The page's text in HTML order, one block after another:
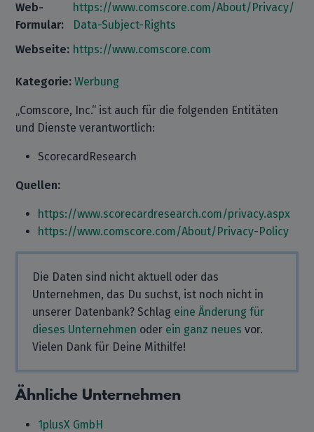
Web-
Formular:
https://www.comscore.com/About/Privacy/
Data-Subject-Rights
Webseite: https://www.comscore.com
Kategorie: Werbung
„Comscore, Inc.“ ist auch für die folgenden Entitäten
und Dienste verantwortlich:
ScorecardResearch
Quellen:
https://www.scorecardresearch.com/privacy.aspx
https://www.comscore.com/About/Privacy-Policy
Die Daten sind nicht aktuell oder das
Unternehmen, das Du suchst, ist noch nicht in
unserer Datenbank? Schlag eine Änderung für
dieses Unternehmen oder ein ganz neues vor.
Vielen Dank für Deine Mithilfe!
Ähnliche Unternehmen
1plusX GmbH